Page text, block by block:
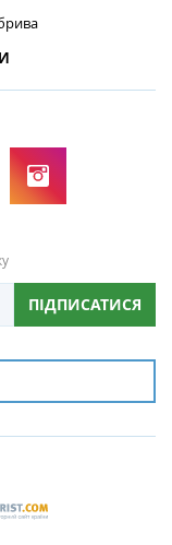
ПІДПИСАТИСЯ